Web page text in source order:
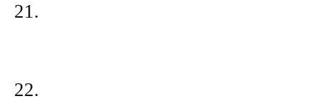
21.
22.